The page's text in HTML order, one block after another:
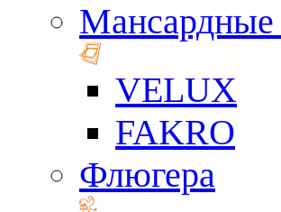
Мансардные
VELUX
FAKRO
Флюгера